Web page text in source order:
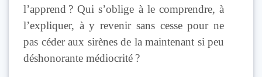
l’apprend ? Qui s’oblige à le comprendre, à
l’expliquer, à y revenir sans cesse pour ne
pas céder aux sirènes de la maintenant si peu
déshonorante médiocrité ?